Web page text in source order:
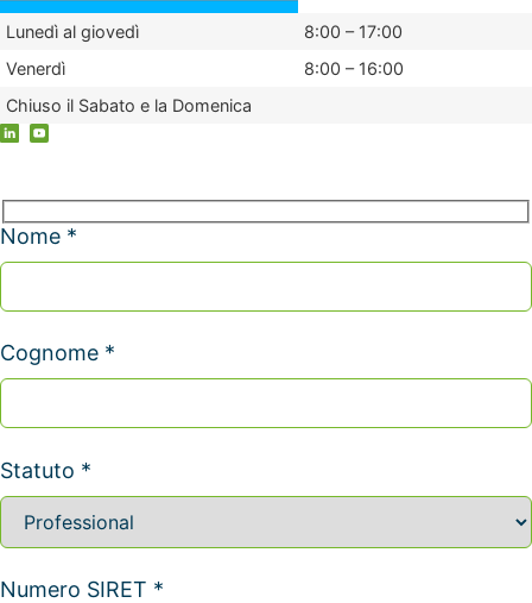
Lunedì al giovedì
8:00 – 17:00
Venerdì
8:00 – 16:00
Chiuso il Sabato e la Domenica
Nome *
Cognome *
Statuto *
Numero SIRET *